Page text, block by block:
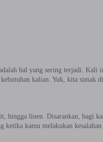
hal yang sering terjadi. Kali
kalian. Yuk, kita simak
hingga linen. Disarankan, bagi
kamu melakukan kesalahan